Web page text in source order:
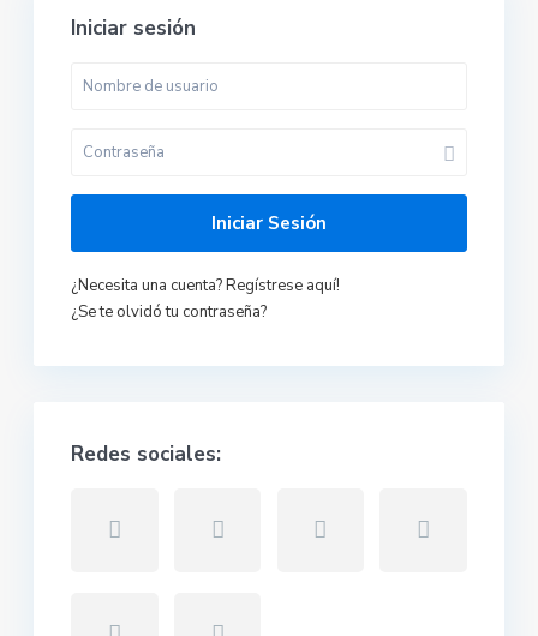
Iniciar sesión
Iniciar Sesión
¿Necesita una cuenta? Regístrese aquí!
¿Se te olvidó tu contraseña?
Redes sociales: